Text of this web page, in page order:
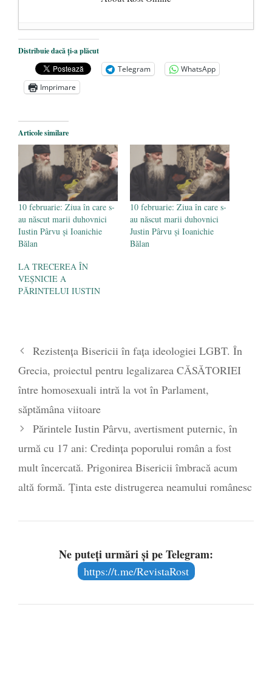
Dezvăluiri cutremurătoare despre
președintele Ucrainei, Volodymyr
Zelensky
- 13 mai 2026
Statul care servește Națiunea
Legea Vexler produce efecte. Bustul
poetului Octavian Goga, înlăturat din Iași
- 16 aprilie 2026
Distribuie dacă ți-a plăcut
Telegram
WhatsApp
Imprimare
Articole similare
10 februarie: Ziua în care s-
au născut marii duhovnici
Iustin Pârvu și Ioanichie
Bălan
10 februarie: Ziua în care s-
au născut marii duhovnici
Justin Pârvu și Ioanichie
Bălan
LA TRECEREA ÎN
VEŞNICIE A
PĂRINTELUI IUSTIN
Rezistența Bisericii în fața ideologiei LGBT. În
Grecia, proiectul pentru legalizarea CĂSĂTORIEI
între homosexuali intră la vot în Parlament,
săptămâna viitoare
Părintele Iustin Pârvu, avertisment puternic, în
urmă cu 17 ani: Credința poporului român a fost
mult încercată. Prigonirea Bisericii îmbracă acum
altă formă. Ținta este distrugerea neamului românesc
Ne puteți urmări și pe Telegram:
https://t.me/RevistaRost